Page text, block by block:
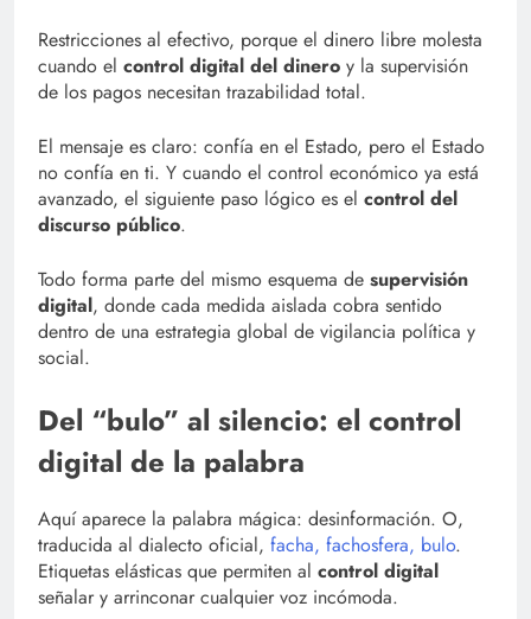
Restricciones al efectivo, porque el dinero libre molesta
cuando el control digital del dinero y la supervisión
de los pagos necesitan trazabilidad total.
El mensaje es claro: confía en el Estado, pero el Estado
no confía en ti. Y cuando el control económico ya está
avanzado, el siguiente paso lógico es el control del
discurso público.
Todo forma parte del mismo esquema de supervisión
digital, donde cada medida aislada cobra sentido
dentro de una estrategia global de vigilancia política y
social.
Del “bulo” al silencio: el control
digital de la palabra
Aquí aparece la palabra mágica: desinformación. O,
traducida al dialecto oficial, facha, fachosfera, bulo.
Etiquetas elásticas que permiten al control digital
señalar y arrinconar cualquier voz incómoda.